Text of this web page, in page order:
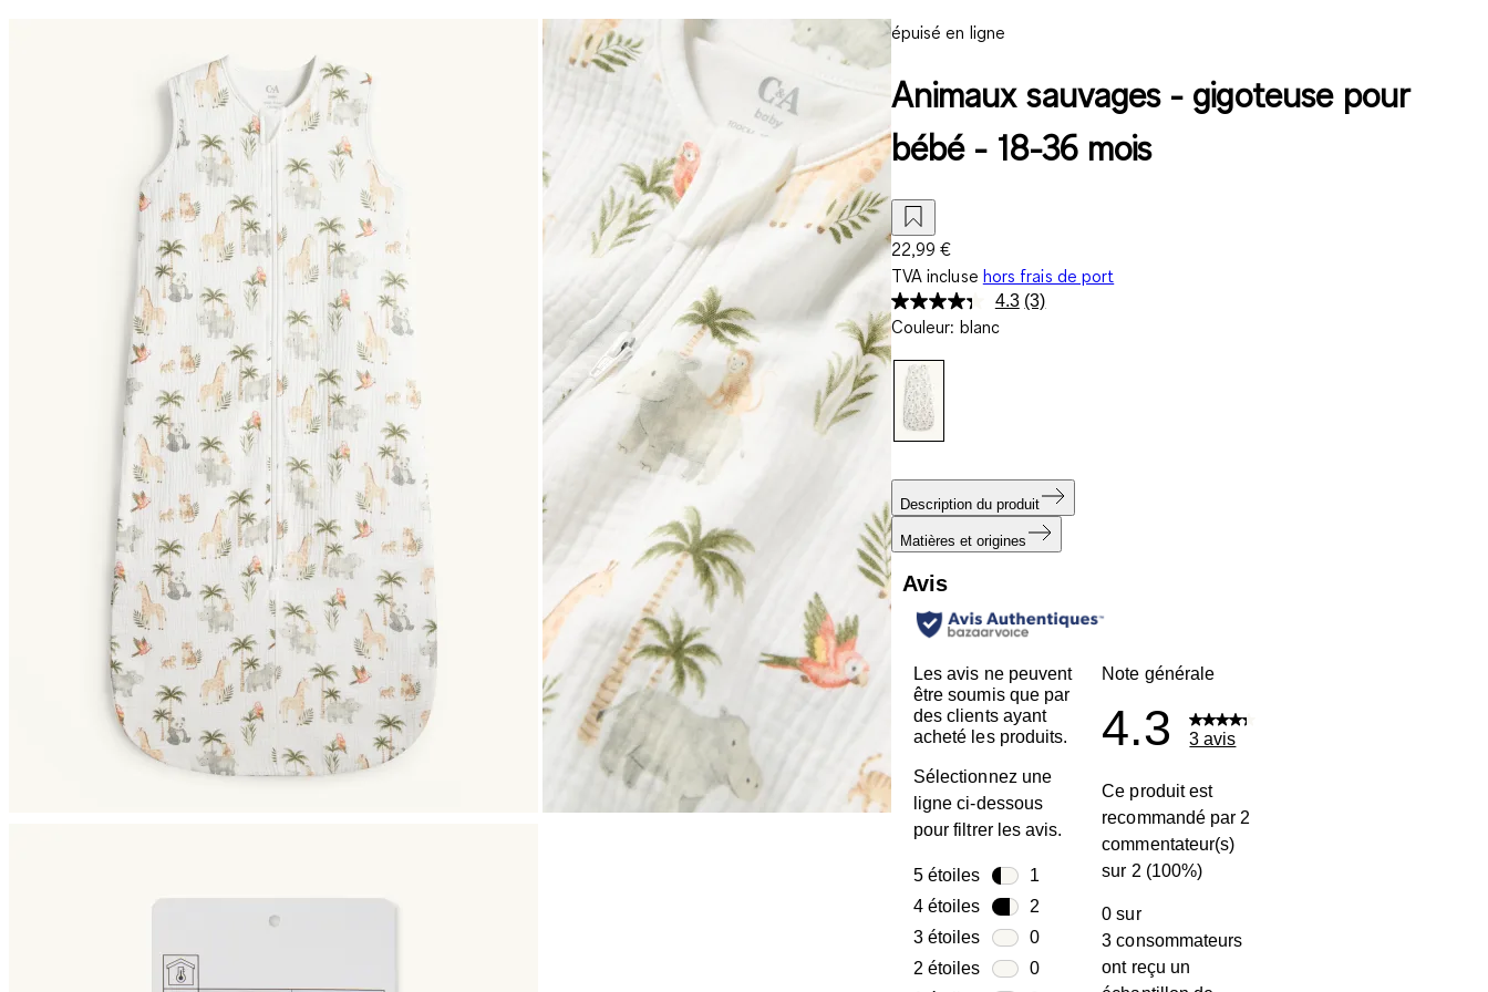
épuisé en ligne
Animaux sauvages - gigoteuse pour
bébé - 18-36 mois
22,99 €
TVA incluse hors frais de port
4.3 Lire
(3)
Couleur: blanc
Description du produit
Matières et origines
Avis
Les avis ne peuvent
être soumis que par
des clients ayant
acheté les produits.
Sélectionnez une
ligne ci-dessous
pour filtrer les avis.
5 étoiles étoiles1
1 avis avec 5 étoiles.
4 étoiles étoiles2
2 avis avec 4 étoiles.
3 étoiles étoiles0
0 avis avec 3 étoiles.
2 étoiles étoiles0
Note générale
4.3 3 avis
Ce produit est
recommandé par 2
commentateur(s)
sur 2 (100%)
0 sur
3 consommateurs
ont reçu un